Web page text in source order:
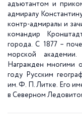
адъютантом и
адмиралу
контр-адмиралы и
командир
города. С 1877 –
морской
Награжден многими
году Русским
им. Ф. П. Литке. Его
в Северном